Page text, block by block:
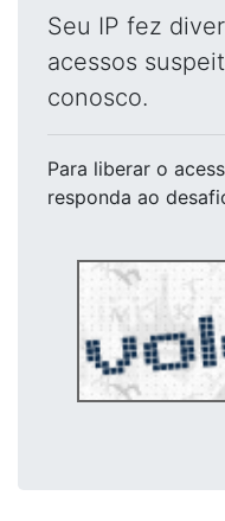
Seu IP fez
acessos
conosco.
Para liberar o
responda ao